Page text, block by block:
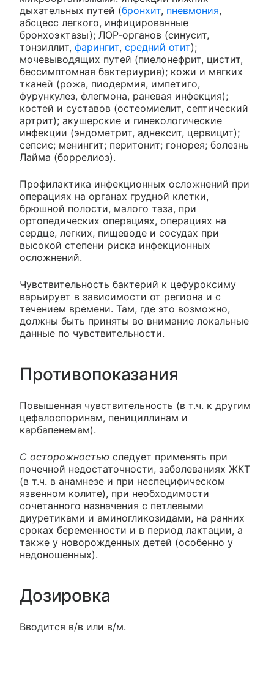
дыхательных путей (бронхит, пневмония,
абсцесс легкого, инфицированные
бронхоэктазы); ЛОР-органов (синусит,
тонзиллит, фарингит, средний отит);
мочевыводящих путей (пиелонефрит, цистит,
бессимптомная бактериурия); кожи и мягких
тканей (рожа, пиодермия, импетиго,
фурункулез, флегмона, раневая инфекция);
костей и суставов (остеомиелит, септический
артрит); акушерские и гинекологические
инфекции (эндометрит, аднексит, цервицит);
сепсис; менингит; перитонит; гонорея; болезнь
Лайма (боррелиоз).
Профилактика инфекционных осложнений при
операциях на органах грудной клетки,
брюшной полости, малого таза, при
ортопедических операциях, операциях на
сердце, легких, пищеводе и сосудах при
высокой степени риска инфекционных
осложнений.
Чувствительность бактерий к цефуроксиму
варьирует в зависимости от региона и с
течением времени. Там, где это возможно,
должны быть приняты во внимание локальные
данные по чувствительности.
Противопоказания
Повышенная чувствительность (в т.ч. к другим
цефалоспоринам, пенициллинам и
карбапенемам).
С осторожностью следует применять при
почечной недостаточности, заболеваниях ЖКТ
(в т.ч. в анамнезе и при неспецифическом
язвенном колите), при необходимости
сочетанного назначения с петлевыми
диуретиками и аминогликозидами, на ранних
сроках беременности и в период лактации, а
также у новорожденных детей (особенно у
недоношенных).
Дозировка
Вводится в/в или в/м.